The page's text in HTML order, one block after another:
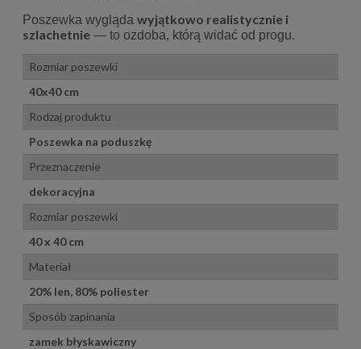
Poszewka wygląda wyjątkowo realistycznie i
szlachetnie — to ozdoba, którą widać od progu.
Rozmiar poszewki
40x40 cm
Rodzaj produktu
Poszewka na poduszkę
Przeznaczenie
dekoracyjna
Rozmiar poszewki
40 x 40 cm
Materiał
20% len, 80% poliester
Sposób zapinania
zamek błyskawiczny